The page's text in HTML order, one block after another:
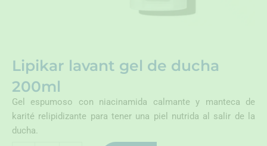
Lipikar lavant gel de ducha
200ml
Gel espumoso con niacinamida calmante y manteca de
karité relipidizante para tener una piel nutrida al salir de la
ducha.